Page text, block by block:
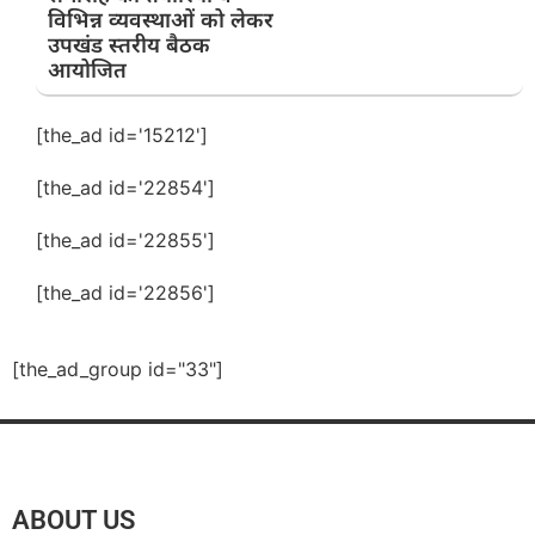
विभिन्न व्यवस्थाओं को लेकर
उपखंड स्तरीय बैठक
आयोजित
[the_ad id='15212']
[the_ad id='22854']
[the_ad id='22855']
[the_ad id='22856']
[the_ad_group id="33"]
ABOUT US